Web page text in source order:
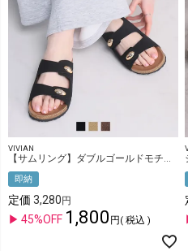
VIVIAN
【サムリング】ダブルゴールドモチーフコンフォートサンダル
即納
定価 3,280
45%OFF 1,800 税込